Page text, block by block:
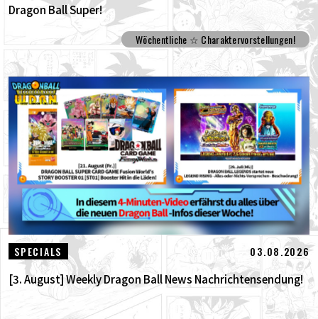
Dragon Ball Super!
Wöchentliche ☆ Charaktervorstellungen!
SPECIALS 03.08.2026
[3. August] Weekly Dragon Ball News Nachrichtensendung!